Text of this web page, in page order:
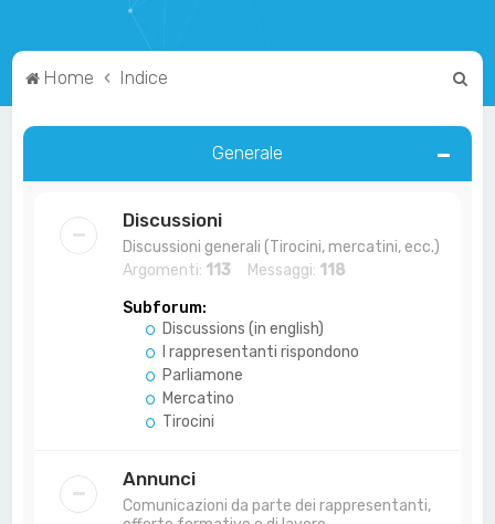
Home Indice
r
Generale
Discussioni
Discussioni generali (Tirocini, mercatini, ecc.)
Argomenti: 113 Messaggi: 118
Subforum:
Discussions (in english)
I rappresentanti rispondono
Parliamone
Mercatino
Tirocini
Annunci
Comunicazioni da parte dei rappresentanti,